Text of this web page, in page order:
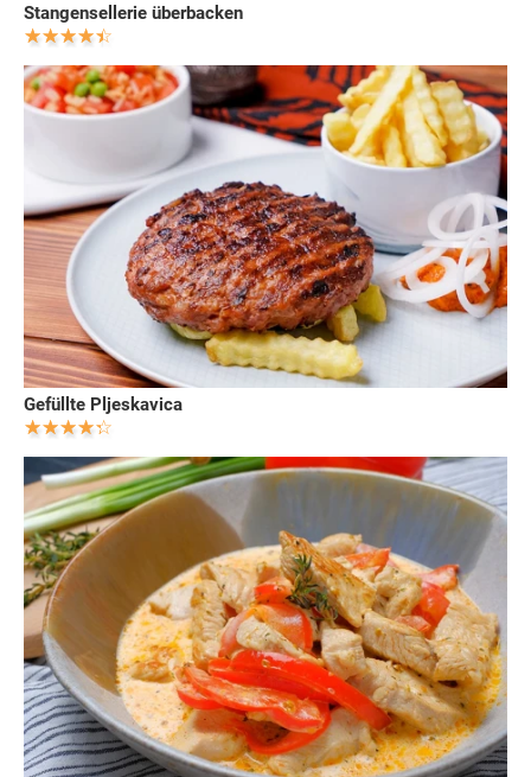
Stangensellerie überbacken
Gefüllte Pljeskavica